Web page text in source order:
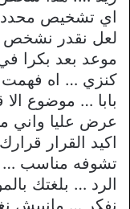
اي تشخيص محدد
لعل نقدر نشخص
موعد بعد بكرا
كنزي … اه
بابا … موضوع
عرض عليا واني
اكيد القرار
تشوفه مناسب
الرد … بلغتك
نفكر … مانبيش